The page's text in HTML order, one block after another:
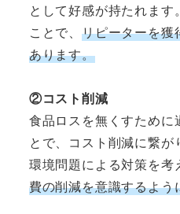
として好感が持たれま
ことで、 リピーターを獲
あります。
②コスト削減
食品ロスを無くすために
とで、コスト削減に繋が
環境問題による対策を考
費の削減を意識するよう